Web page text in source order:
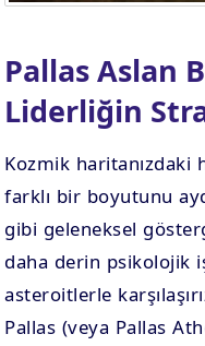
Pallas Aslan
Liderliğin
Kozmik
farklı bir boyutunu
gibi geleneksel
daha derin psikolojik
asteroitlerle
Pallas (veya Pallas